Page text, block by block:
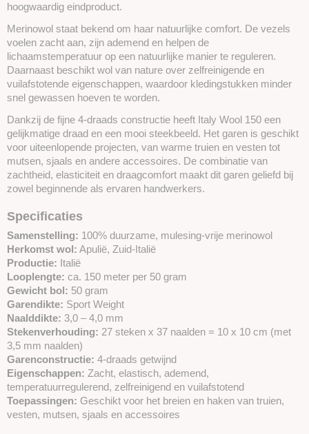
hoogwaardig eindproduct.
Merinowol staat bekend om haar natuurlijke comfort. De vezels
voelen zacht aan, zijn ademend en helpen de
lichaamstemperatuur op een natuurlijke manier te reguleren.
Daarnaast beschikt wol van nature over zelfreinigende en
vuilafstotende eigenschappen, waardoor kledingstukken minder
snel gewassen hoeven te worden.
Dankzij de fijne 4-draads constructie heeft Italy Wool 150 een
gelijkmatige draad en een mooi steekbeeld. Het garen is geschikt
voor uiteenlopende projecten, van warme truien en vesten tot
mutsen, sjaals en andere accessoires. De combinatie van
zachtheid, elasticiteit en draagcomfort maakt dit garen geliefd bij
zowel beginnende als ervaren handwerkers.
Specificaties
Samenstelling: 100% duurzame, mulesing-vrije merinowol
Herkomst wol: Apulië, Zuid-Italië
Productie: Italië
Looplengte: ca. 150 meter per 50 gram
Gewicht bol: 50 gram
Garendikte: Sport Weight
Naalddikte: 3,0 – 4,0 mm
Stekenverhouding: 27 steken x 37 naalden = 10 x 10 cm (met
3,5 mm naalden)
Garenconstructie: 4-draads getwijnd
Eigenschappen: Zacht, elastisch, ademend,
temperatuurregulerend, zelfreinigend en vuilafstotend
Toepassingen: Geschikt voor het breien en haken van truien,
vesten, mutsen, sjaals en accessoires